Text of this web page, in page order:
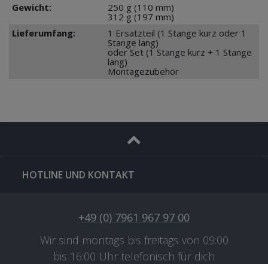
Gewicht:
250 g (110 mm)
312 g (197 mm)
Lieferumfang:
1 Ersatzteil (1 Stange kurz oder 1
Stange lang)
oder Set (1 Stange kurz + 1 Stange
lang)
Montagezubehör
HOTLINE UND KONTAKT
+49 (0) 7961 967 97 00
Wir sind montags bis freitags von 09:00
bis 16:00 Uhr telefonisch für dich